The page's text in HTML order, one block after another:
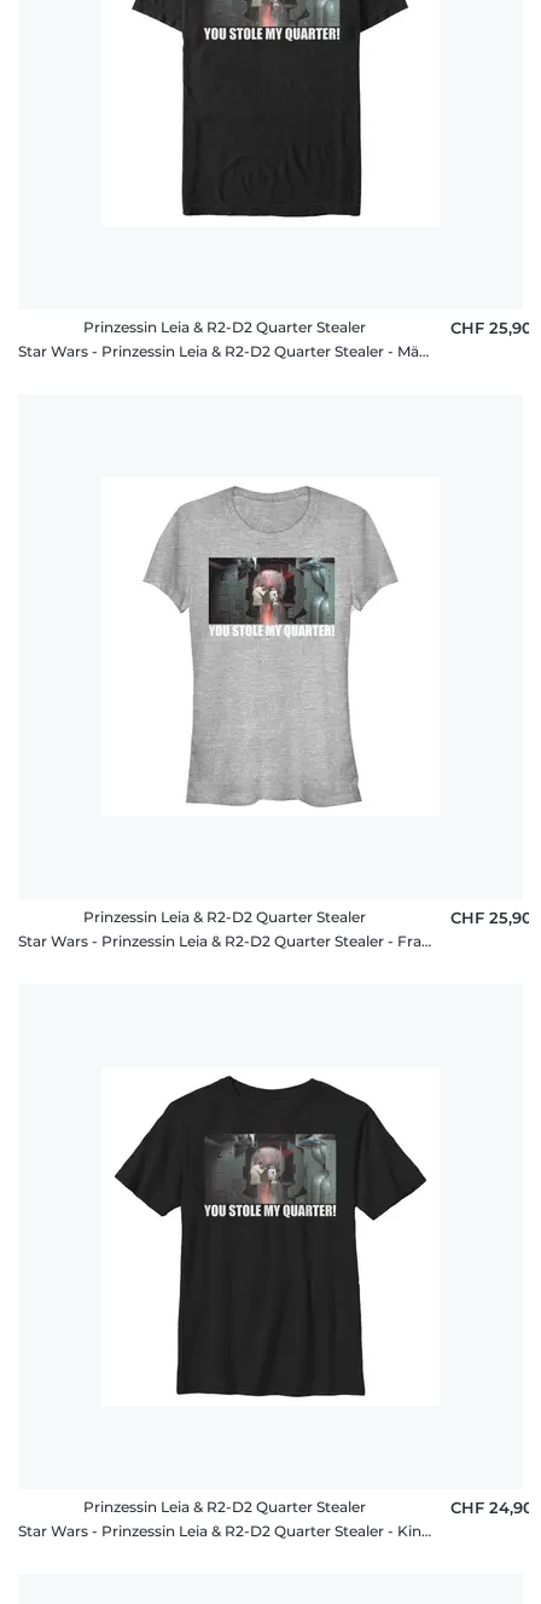
Prinzessin Leia & R2-D2 Quarter Stealer
Star Wars - Prinzessin Leia & R2-D2 Quarter Stealer - Männer T-Shirt
CHF 25,90
Prinzessin Leia & R2-D2 Quarter Stealer
Star Wars - Prinzessin Leia & R2-D2 Quarter Stealer - Frauen T-Shirt
CHF 25,90
Prinzessin Leia & R2-D2 Quarter Stealer
Star Wars - Prinzessin Leia & R2-D2 Quarter Stealer - Kinder T-Shirt
CHF 24,90